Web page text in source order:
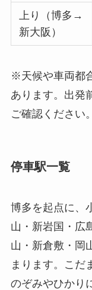
上り（博多→
新大阪）
※天候や車両都
あります。出発
ご確認ください。
停車駅一覧
博多を起点に、
山・新岩国・広
山・新倉敷・岡
まります。こだ
のぞみやひかり